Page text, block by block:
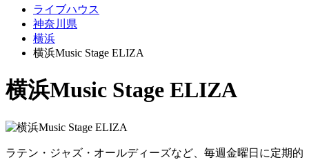
ライブハウス
神奈川県
横浜
横浜Music Stage ELIZA
横浜Music Stage ELIZA
ラテン・ジャズ・オールディーズなど、毎週金曜日に定期的